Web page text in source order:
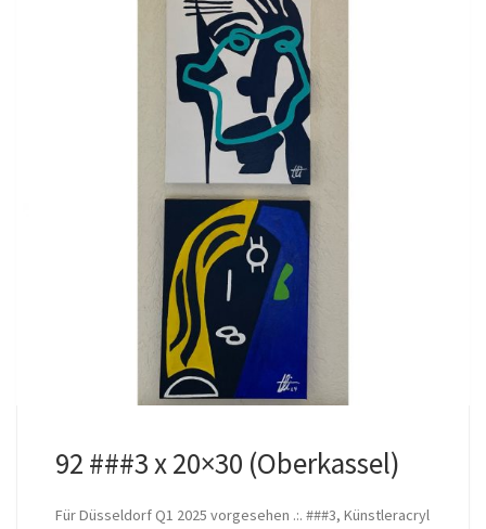
92 ###3 x 20×30 (Oberkassel)
Für Düsseldorf Q1 2025 vorgesehen .:. ###3, Künstleracryl